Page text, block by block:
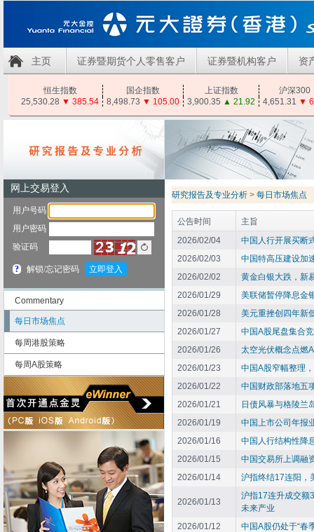
主页 证券暨期货个人零售客户 证券暨机构客户 资
恒生指数 国企指数 上证指数
沪深300
25,530.28 ▼ 385.54 8,498.73 ▼ 105.00 3,900.35 ▲ 21.92 4,651.31 ▼
Commentary
每日市场焦点
每周港股策略
每周A股策略
研究报告及专业分析 > 每日市场焦点
公告时间
主旨
2026/02/04
中国人行开展买断
2026/02/03
中国特高压建设加
2026/02/02
黄金白银大跌，新
2026/01/29
美联储暂停降息金
2026/01/28
美元重挫创四年新
2026/01/27
中国A股尾盘集合
2026/01/26
太空光伏概念点燃
2026/01/23
中国A股窄幅整理
2026/01/22
中国财政部落地五
2026/01/21
日债风暴与格陵兰
2026/01/19
中国上市公司年报
2026/01/16
中国人行结构性降
2026/01/15
中国交易所上调融
2026/01/14
沪指终结17连阳，
2026/01/13
沪指17连升成交额
未来产业
2026/01/12
中国A股仍处于“春